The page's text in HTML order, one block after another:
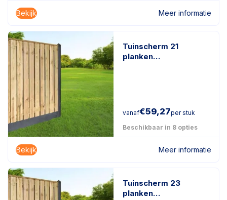
Bekijk Meer informatie
Tuinscherm 21
planken
vanaf€59,27per stuk
Beschikbaar in 8 opties
Bekijk Meer informatie
Tuinscherm 23
planken